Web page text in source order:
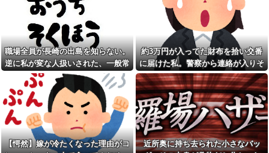
コトメ「遺産を返しなさ
い！」私「遺言どおりです
が？」→夫の遺産を巡る話し合
いが思わぬ展開になって…
俺(52)、女(28)との不倫が嫁に
発覚。離婚に応じたはずの嫁か
らエグすぎる攻撃が恐ろしすぎ
る
息子に『葵』と名付けたら、
初対面では必ず女の子だと思わ
れる。同じ名前でも避けられな
かった勘違いとは…
俺「ゲーム機どこ？」親「ち
ょっと借りたよ」→どうぶつの
森を開いた瞬間、村が大変なこ
とになっていて…
元職場の要注意オバサン、引
っ越し先でご近所になり粘着開
始！！「どこまで送って！」か
ら始まり半年も経つと「お金貸
してくれない？」断ると翌日、
玄関前にゴミが置かれる
元職場の要注意オバサン、引
っ越し先でご近所になり粘着開
始！！「どこまで送って！」か
ら始まり半年も経つと「お金貸
してくれない？」断ると翌日、
玄関前にゴミが置かれる
お盆になると旦那の祖父母宅
に５泊くらいさせられる。旦那
は「行かなくていいよ」って言
うんだけどトメに誘われると断
れなくなってしまう
職場全員が長崎の出島を知らない。
逆に私が変な人扱いされた、一般常
識だと思ってたのに
約3万円が入ってた財布を拾い交番
に届けた私。警察から連絡が入りそ
の金が私のものになった結果...
【愕然】嫁が冷たくなった理由がコ
近所奥に持ち去られた小さなバッ